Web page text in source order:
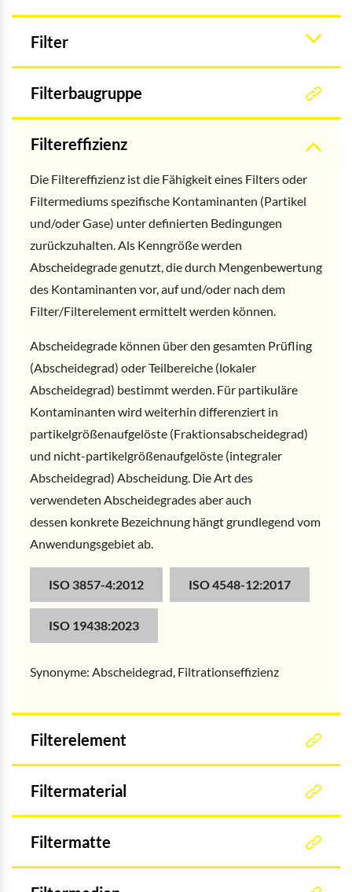
Filter
Filterbaugruppe
Filtereffizienz
Die Filtereffizienz ist die Fähigkeit eines Filters oder
Filtermediums spezifische Kontaminanten (Partikel
und/oder Gase) unter definierten Bedingungen
zurückzuhalten. Als Kenngröße werden
Abscheidegrade genutzt, die durch Mengenbewertung
des Kontaminanten vor, auf und/oder nach dem
Filter/Filterelement ermittelt werden können.
Abscheidegrade können über den gesamten Prüfling
(Abscheidegrad) oder Teilbereiche (lokaler
Abscheidegrad) bestimmt werden. Für partikuläre
Kontaminanten wird weiterhin differenziert in
partikelgrößenaufgelöste (Fraktionsabscheidegrad)
und nicht-partikelgrößenaufgelöste (integraler
Abscheidegrad) Abscheidung. Die Art des
verwendeten Abscheidegrades aber auch
dessen konkrete Bezeichnung hängt grundlegend vom
Anwendungsgebiet ab.
ISO 3857-4:2012 ISO 4548-12:2017
ISO 19438:2023
Synonyme: Abscheidegrad, Filtrationseffizienz
Filterelement
Filtermaterial
Filtermatte